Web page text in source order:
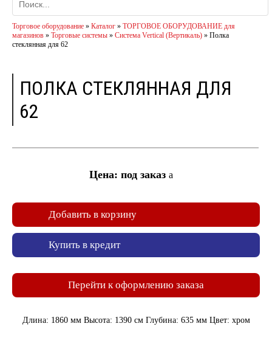
Торговое оборудование » Каталог » ТОРГОВОЕ ОБОРУДОВАНИЕ для
магазинов » Торговые системы » Система Vertical (Вертикаль) » Полка
стеклянная для 62
ПОЛКА СТЕКЛЯННАЯ ДЛЯ
62
Цена: под заказ a
Добавить в корзину
Купить в кредит
Перейти к оформлению заказа
Длина: 1860 мм Высота: 1390 см Глубина: 635 мм Цвет: хром